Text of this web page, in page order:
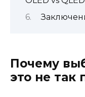
Почему
это не так